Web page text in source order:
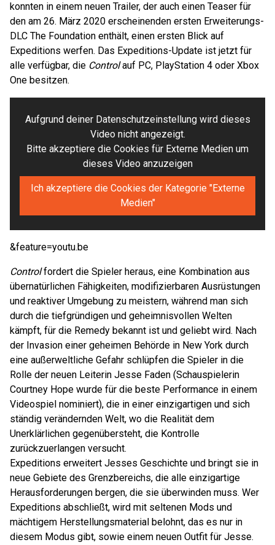
konnten in einem neuen Trailer, der auch einen Teaser für
den am 26. März 2020 erscheinenden ersten Erweiterungs-
DLC The Foundation enthält, einen ersten Blick auf
Expeditions werfen. Das Expeditions-Update ist jetzt für
alle verfügbar, die Controlauf PC, PlayStation 4 oder Xbox
One besitzen.
Aufgrund deiner Datenschutzeinstellung wird dieses
Video nicht angezeigt.
Bitte akzeptiere die Cookies für Externe Medien um
dieses Video anzuzeigen
Ich akzeptiere die Cookies der Kategorie "Externe
Medien"
&feature=youtu.be
Controlfordert die Spieler heraus, eine Kombination aus
übernatürlichen Fähigkeiten, modifizierbaren Ausrüstungen
und reaktiver Umgebung zu meistern, während man sich
durch die tiefgründigen und geheimnisvollen Welten
kämpft, für die Remedy bekannt ist und geliebt wird. Nach
der Invasion einer geheimen Behörde in New York durch
eine außerweltliche Gefahr schlüpfen die Spieler in die
Rolle der neuen Leiterin Jesse Faden (Schauspielerin
Courtney Hope wurde für die beste Performance in einem
Videospiel nominiert), die in einer einzigartigen und sich
ständig verändernden Welt, wo die Realität dem
Unerklärlichen gegenübersteht, die Kontrolle
zurückzuerlangen versucht.
Expeditions erweitert Jesses Geschichte und bringt sie in
neue Gebiete des Grenzbereichs, die alle einzigartige
Herausforderungen bergen, die sie überwinden muss. Wer
Expeditions abschließt, wird mit seltenen Mods und
mächtigem Herstellungsmaterial belohnt, das es nur in
diesem Modus gibt, sowie einem neuen Outfit für Jesse.